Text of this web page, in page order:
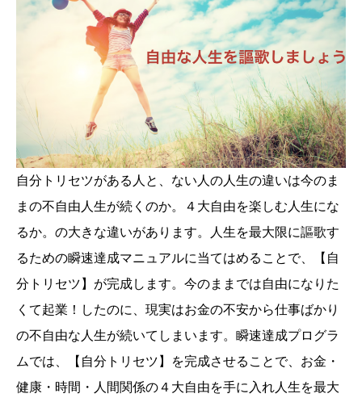
自分トリセツがある人と、ない人の人生の違いは今のま
まの不自由人生が続くのか。４大自由を楽しむ人生にな
るか。の大きな違いがあります。人生を最大限に謳歌す
るための瞬速達成マニュアルに当てはめることで、【自
分トリセツ】が完成します。今のままでは自由になりた
くて起業！したのに、現実はお金の不安から仕事ばかり
の不自由な人生が続いてしまいます。瞬速達成プログラ
ムでは、【自分トリセツ】を完成させることで、お金・
健康・時間・人間関係の４大自由を手に入れ人生を最大